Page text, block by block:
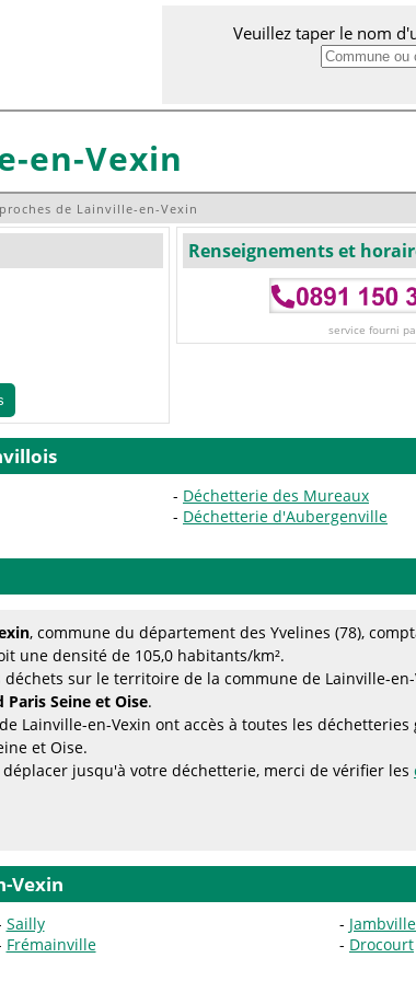
Veuillez taper le nom
en-Vexin
de Lainville-en-Vexin
Renseignements et
service fourni
Déchetterie des Mureaux
Déchetterie d'Aubergenville
, commune du département des Yvelines (78),
une densité de 105,0 habitants/km².
déchets sur le territoire de la commune de Lainville-
Paris Seine et Oise.
Lainville-en-Vexin ont accès à toutes les
et Oise.
déplacer jusqu'à votre déchetterie, merci de vérifier les
Vexin
Sailly
Jambville
Frémainville Drocourt